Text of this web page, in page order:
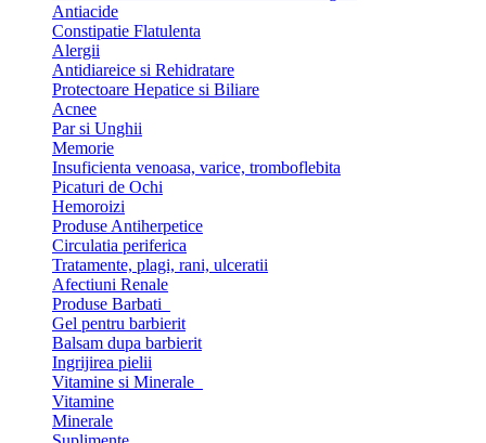
Antiacide
Constipatie Flatulenta
Alergii
Antidiareice si Rehidratare
Protectoare Hepatice si Biliare
Acnee
Par si Unghii
Memorie
Insuficienta venoasa, varice, tromboflebita
Picaturi de Ochi
Hemoroizi
Produse Antiherpetice
Circulatia periferica
Tratamente, plagi, rani, ulceratii
Afectiuni Renale
Produse Barbati
Gel pentru barbierit
Balsam dupa barbierit
Ingrijirea pielii
Vitamine si Minerale
Vitamine
Minerale